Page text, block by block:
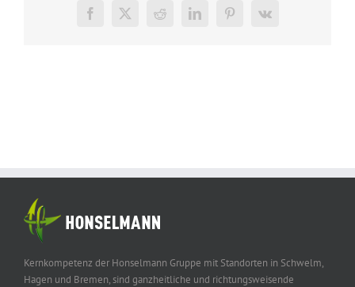
Facebook
X RedditLinkedInPinterest
Vk
Kernkompetenz der Honselmann Gruppe mit Standorten in Schwelm,
Hagen und Bremen, sind ganzheitliche und richtungsweisende